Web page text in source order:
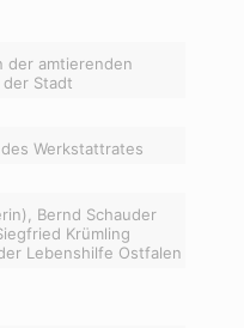
der amtierenden
Stadt
Werkstattrates
Bernd Schauder
Krümling
Lebenshilfe Ostfalen